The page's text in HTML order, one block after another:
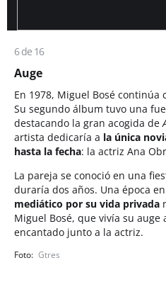
6 de 16
Auge
En 1978, Miguel Bosé
Su segundo álbum tuvo una
destacando la gran acogida de
artista dedicaría a la única
hasta la fecha: la actriz Ana
La pareja se conoció en una
duraría dos años. Una época
mediático por su vida privada
Miguel Bosé, que vivía su auge
encantado junto a la actriz.
Gtres